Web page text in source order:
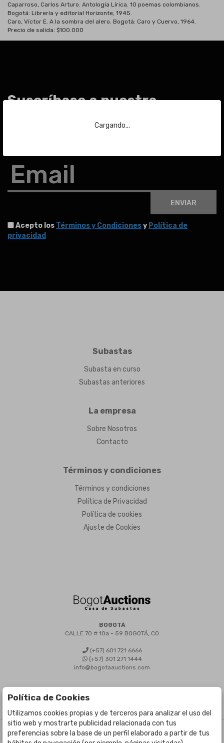
Cargando...
Caparroso, Carlos Arturo. Antología Lírica. 10 poemas colombianos.
Bogotá: Librería y editorial Horizonte, 1945.
Caro, Víctor E. A la sombra del alero. Bogotá: Caro y Cuervo, 1964.
Precio de salida: $100.000
Suscríbase a nuestra
Email
ENVIAR
Acepto los Términos y Condicionesy Política de
privacidad
Subastas
Subasta en curso
Subastas anteriores
La empresa
Sobre Nosotros
Contacto
Términos y condiciones
Términos y condiciones
Política de Privacidad
Política de cookies
Ajuste de Cookies
BOGOTÁ
CALLE 70 # 10a - 59 BOGOTÁ, CO
(+57) 601 721 6666
(+57) 301 271 1444
info@bogotaauctions.com
©Bogota Auctions- Todos los derechos reservados
Política de Cookies
Utilizamos cookies propias y de terceros para analizar el uso del
sitio web y mostrarte publicidad relacionada con tus
preferencias sobre la base de un perfil elaborado a partir de tus